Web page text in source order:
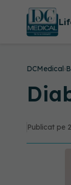
DCMedical›
Publicat pe